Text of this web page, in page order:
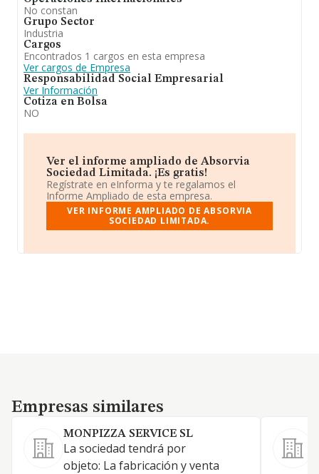
No constan
Grupo Sector
Industria
Cargos
Encontrados 1 cargos en esta empresa
Ver cargos de Empresa
Responsabilidad Social Empresarial
Ver Información
Cotiza en Bolsa
NO
Ver el informe ampliado de Absorvia
Sociedad Limitada. ¡Es gratis!
Regístrate en eInforma y te regalamos el
Informe Ampliado de esta empresa.
VER INFORME AMPLIADO DE ABSORVIA
SOCIEDAD LIMITADA.
Empresas similares
Empresas similares
MONPIZZA SERVICE SL
La sociedad tendrá por
objeto: La fabricación y venta